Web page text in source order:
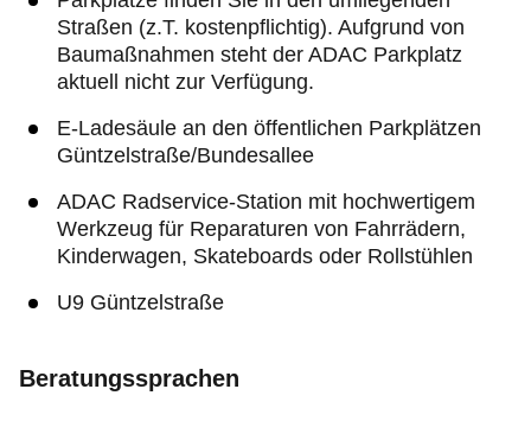
Straßen (z.T. kostenpflichtig). Aufgrund von
Baumaßnahmen steht der ADAC Parkplatz
aktuell nicht zur Verfügung.
E-Ladesäule an den öffentlichen Parkplätzen
Güntzelstraße/Bundesallee
ADAC Radservice-Station mit hochwertigem
Werkzeug für Reparaturen von Fahrrädern,
Kinderwagen, Skateboards oder Rollstühlen
U9 Güntzelstraße
Beratungssprachen